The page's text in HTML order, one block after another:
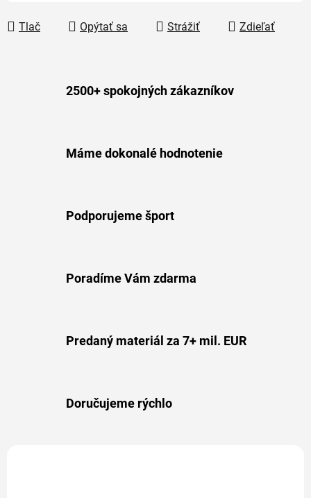
Tlač Opýtať sa Strážiť Zdieľať
2500+ spokojných zákazníkov
Máme dokonalé hodnotenie
Podporujeme šport
Poradíme Vám zdarma
Predaný materiál za 7+ mil. EUR
Doručujeme rýchlo